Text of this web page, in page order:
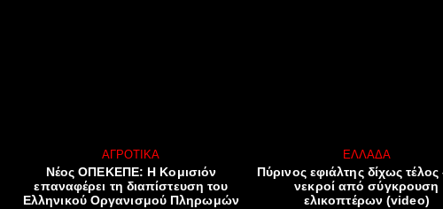
ΑΓΡΟΤΙΚΆ
Νέος ΟΠΕΚΕΠΕ: Η Κομισιόν
επαναφέρει τη διαπίστευση του
Ελληνικού Οργανισμού Πληρωμών
ΕΛΛΆΔΑ
Πύρινος εφιάλτης δίχως
νεκροί από σύγκρουση
ελικοπτέρων (video)